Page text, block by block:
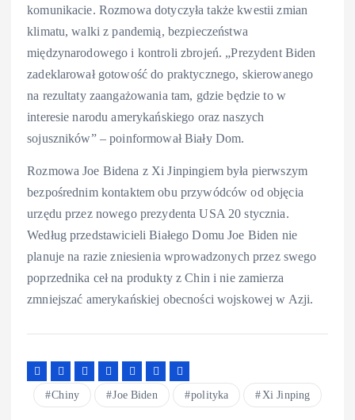
komunikacie. Rozmowa dotyczyła także kwestii zmian
klimatu, walki z pandemią, bezpieczeństwa
międzynarodowego i kontroli zbrojeń. „Prezydent Biden
zadeklarował gotowość do praktycznego, skierowanego
na rezultaty zaangażowania tam, gdzie będzie to w
interesie narodu amerykańskiego oraz naszych
sojuszników” – poinformował Biały Dom.
Rozmowa Joe Bidena z Xi Jinpingiem była pierwszym
bezpośrednim kontaktem obu przywódców od objęcia
urzędu przez nowego prezydenta USA 20 stycznia.
Według przedstawicieli Białego Domu Joe Biden nie
planuje na razie zniesienia wprowadzonych przez swego
poprzednika ceł na produkty z Chin i nie zamierza
zmniejszać amerykańskiej obecności wojskowej w Azji.
Chiny Joe Biden polityka Xi Jinping